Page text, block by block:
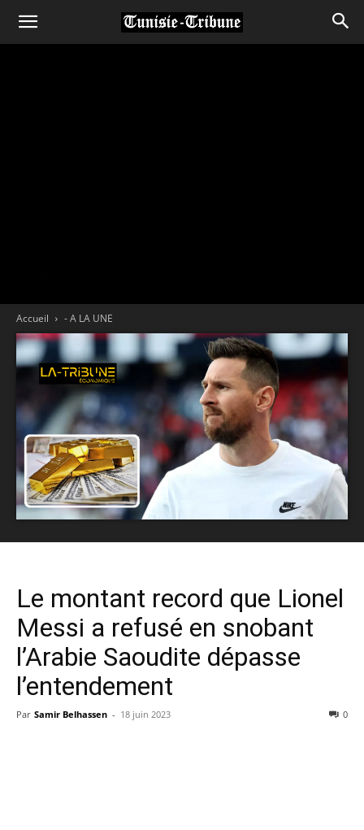
Accueil - A LA UNE
Le montant record que Lionel
Messi a refusé en snobant
l’Arabie Saoudite dépasse
l’entendement
Par Samir Belhassen - 18 juin 2023 0